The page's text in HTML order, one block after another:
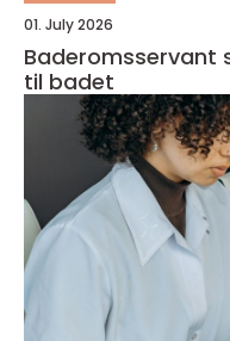
01. July 2026
Baderomsservant slik velger du riktig servant
til badet